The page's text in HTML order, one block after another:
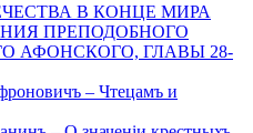
В КОНЦЕ МИРА
ПРЕПОДОБНОГО
АФОНСКОГО, ГЛАВЫ 28-
– Чтецамъ и